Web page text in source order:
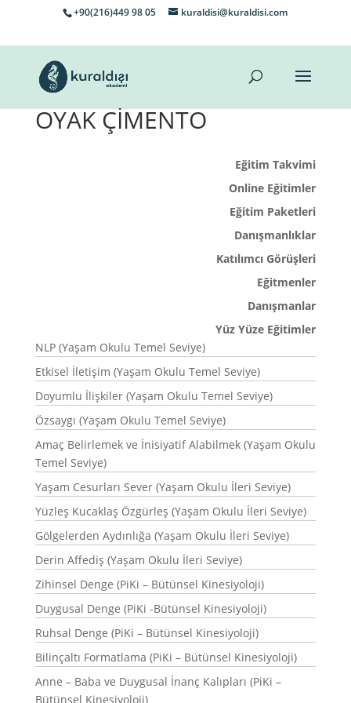
+90(216)449 98 05 kuraldisi@kuraldisi.com
OYAK ÇİMENTO
Eğitim Takvimi
Online Eğitimler
Eğitim Paketleri
Danışmanlıklar
Katılımcı Görüşleri
Eğitmenler
Danışmanlar
Yüz Yüze Eğitimler
NLP (Yaşam Okulu Temel Seviye)
Etkisel İletişim (Yaşam Okulu Temel Seviye)
Doyumlu İlişkiler (Yaşam Okulu Temel Seviye)
Özsaygı (Yaşam Okulu Temel Seviye)
Amaç Belirlemek ve İnisiyatif Alabilmek (Yaşam Okulu
Temel Seviye)
Yaşam Cesurları Sever (Yaşam Okulu İleri Seviye)
Yüzleş Kucaklaş Özgürleş (Yaşam Okulu İleri Seviye)
Gölgelerden Aydınlığa (Yaşam Okulu İleri Seviye)
Derin Affediş (Yaşam Okulu İleri Seviye)
Zihinsel Denge (PiKi – Bütünsel Kinesiyoloji)
Duygusal Denge (PiKi -Bütünsel Kinesiyoloji)
Ruhsal Denge (PiKi – Bütünsel Kinesiyoloji)
Bilinçaltı Formatlama (PiKi – Bütünsel Kinesiyoloji)
Anne – Baba ve Duygusal İnanç Kalıpları (PiKi –
Bütünsel Kinesiyoloji)